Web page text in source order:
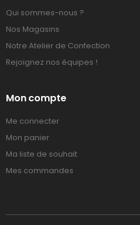
Qui sommes-nous ?
Nos Magasins
Notre Atelier de Confection
Rejoignez nos équipes !
Mon compte
Me connecter
Mon panier
Ma liste de souhait
Mes commandes